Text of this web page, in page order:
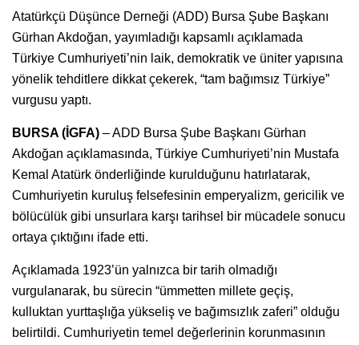
Atatürkçü Düşünce Derneği (ADD) Bursa Şube Başkanı
Gürhan Akdoğan, yayımladığı kapsamlı açıklamada
Türkiye Cumhuriyeti’nin laik, demokratik ve üniter yapısına
yönelik tehditlere dikkat çekerek, “tam bağımsız Türkiye”
vurgusu yaptı.
BURSA (İGFA) – ADD Bursa Şube Başkanı Gürhan
Akdoğan açıklamasında, Türkiye Cumhuriyeti’nin Mustafa
Kemal Atatürk önderliğinde kurulduğunu hatırlatarak,
Cumhuriyetin kuruluş felsefesinin emperyalizm, gericilik ve
bölücülük gibi unsurlara karşı tarihsel bir mücadele sonucu
ortaya çıktığını ifade etti.
Açıklamada 1923’ün yalnızca bir tarih olmadığı
vurgulanarak, bu sürecin “ümmetten millete geçiş,
kulluktan yurttaşlığa yükseliş ve bağımsızlık zaferi” olduğu
belirtildi. Cumhuriyetin temel değerlerinin korunmasının